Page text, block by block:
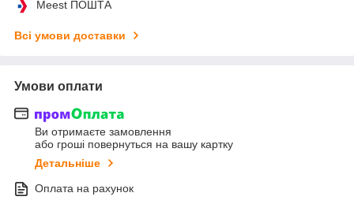
Meest ПОШТА
Всі умови доставки
Умови оплати
Ви отримаєте замовлення
або гроші повернуться на вашу картку
Детальніше
Оплата на рахунок